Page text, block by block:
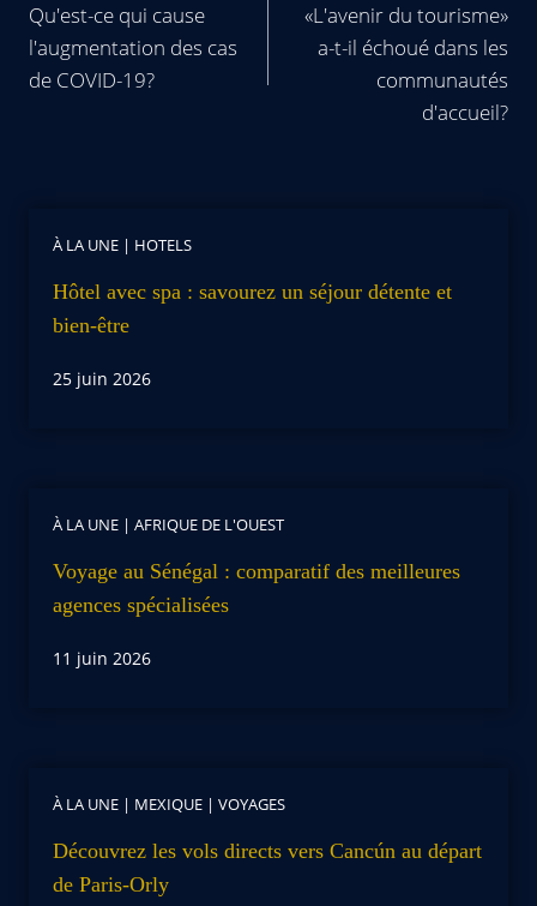
Qu'est-ce qui cause
l'augmentation des cas
de COVID-19?
«L'avenir du tourisme»
a-t-il échoué dans les
communautés
d'accueil?
À LA UNE | HOTELS
Hôtel avec spa : savourez un séjour détente et
bien-être
25 juin 2026
À LA UNE | AFRIQUE DE L'OUEST
Voyage au Sénégal : comparatif des meilleures
agences spécialisées
11 juin 2026
À LA UNE | MEXIQUE | VOYAGES
Découvrez les vols directs vers Cancún au départ
de Paris-Orly